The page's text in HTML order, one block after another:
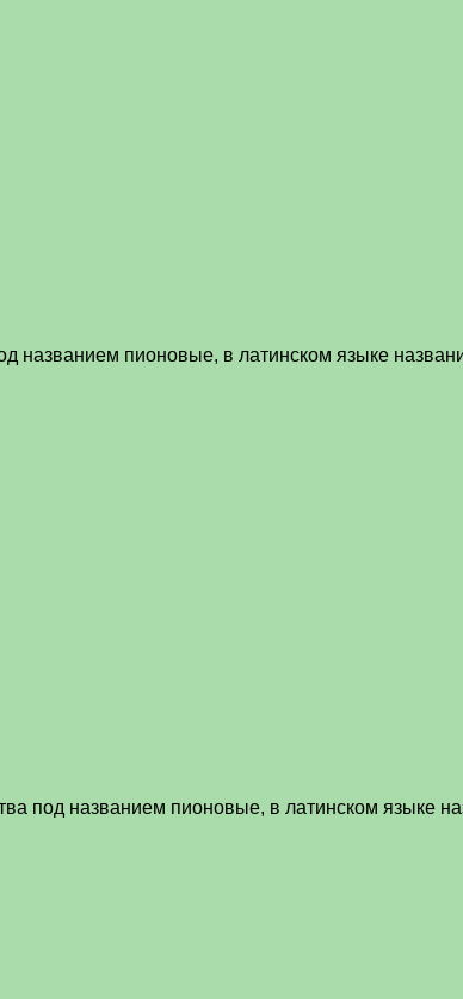
названием пионовые, в латинском языке
под названием пионовые, в латинском языке